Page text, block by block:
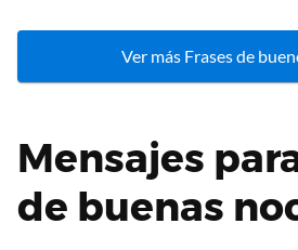
Ver más Frases de
Mensajes
de buenas